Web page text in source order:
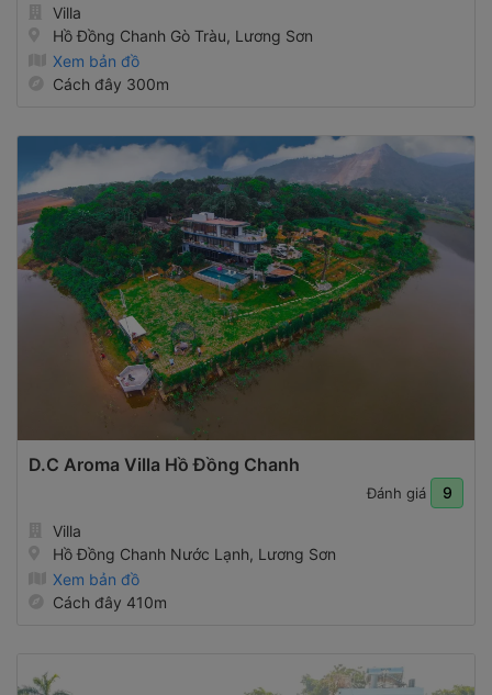
Villa
Hồ Đồng Chanh Gò Tràu, Lương Sơn
Xem bản đồ
Cách đây 300m
D.C Aroma Villa Hồ Đồng Chanh
Đánh giá 9
Villa
Hồ Đồng Chanh Nước Lạnh, Lương Sơn
Xem bản đồ
Cách đây 410m